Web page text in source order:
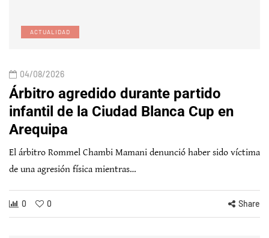
ACTUALIDAD
04/08/2026
Árbitro agredido durante partido
infantil de la Ciudad Blanca Cup en
Arequipa
El árbitro Rommel Chambi Mamani denunció haber sido víctima
de una agresión física mientras…
0 0 Share